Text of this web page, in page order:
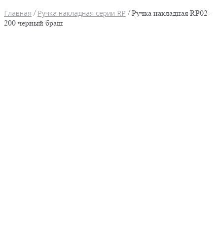
Главная / Ручка накладная серии RP / Ручка накладная RP02-
200 черный браш